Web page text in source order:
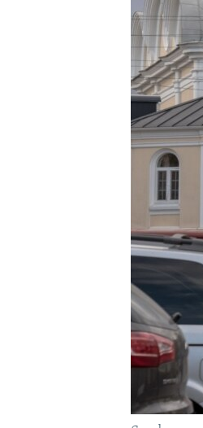
КРЫМ.НЕПОКОРЕННЫЙ
УКРАИНСКАЯ ПРОБЛЕМА КРЫМА